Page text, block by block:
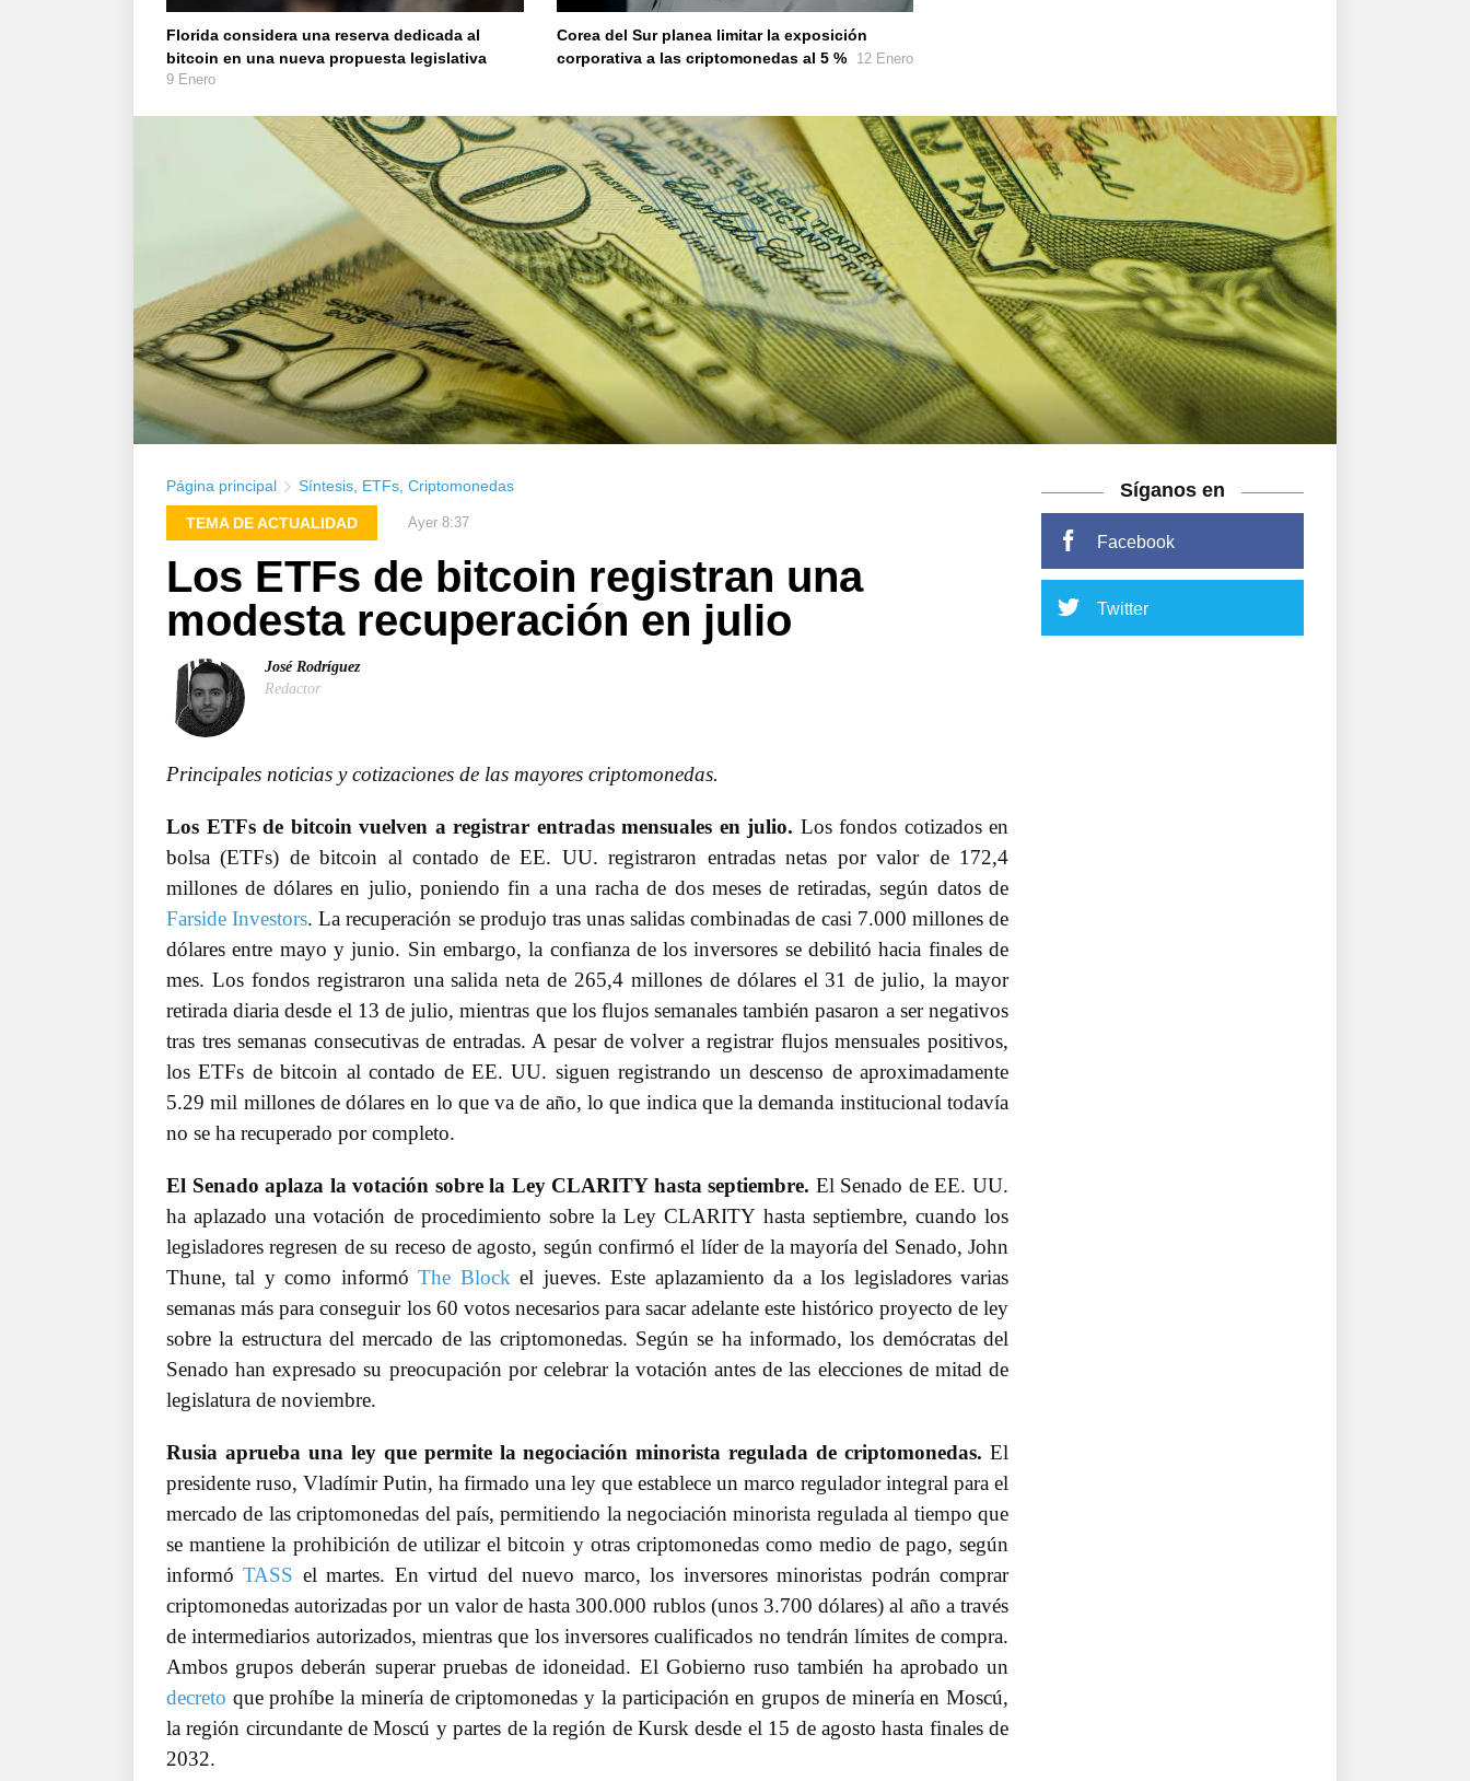
Florida considera una reserva dedicada al
bitcoin en una nueva propuesta legislativa
9 Enero
Corea del Sur planea limitar la exposición
corporativa a las criptomonedas al 5 %
12 Enero
Página principal Síntesis ETFs Criptomonedas
TEMA DE ACTUALIDAD Ayer 8:37
Los ETFs de bitcoin registran una
modesta recuperación en julio
José Rodríguez
Redactor
Principales noticias y cotizaciones de las mayores criptomonedas.
Los ETFs de bitcoin vuelven a registrar entradas mensuales en julio. Los fondos cotizados en
bolsa (ETFs) de bitcoin al contado de EE. UU. registraron entradas netas por valor de 172,4
millones de dólares en julio, poniendo fin a una racha de dos meses de retiradas, según datos de
Farside Investors. La recuperación se produjo tras unas salidas combinadas de casi 7.000 millones de
dólares entre mayo y junio. Sin embargo, la confianza de los inversores se debilitó hacia finales de
mes. Los fondos registraron una salida neta de 265,4 millones de dólares el 31 de julio, la mayor
retirada diaria desde el 13 de julio, mientras que los flujos semanales también pasaron a ser negativos
tras tres semanas consecutivas de entradas. A pesar de volver a registrar flujos mensuales positivos,
los ETFs de bitcoin al contado de EE. UU. siguen registrando un descenso de aproximadamente
5.29 mil millones de dólares en lo que va de año, lo que indica que la demanda institucional todavía
no se ha recuperado por completo.
El Senado aplaza la votación sobre la Ley CLARITY hasta septiembre. El Senado de EE. UU.
ha aplazado una votación de procedimiento sobre la Ley CLARITY hasta septiembre, cuando los
legisladores regresen de su receso de agosto, según confirmó el líder de la mayoría del Senado, John
Thune, tal y como informóThe Block el jueves. Este aplazamiento da a los legisladores varias
semanas más para conseguir los 60 votos necesarios para sacar adelante este histórico proyecto de ley
sobre la estructura del mercado de las criptomonedas. Según se ha informado, los demócratas del
Senado han expresado su preocupación por celebrar la votación antes de las elecciones de mitad de
legislatura de noviembre.
Rusia aprueba una ley que permite la negociación minorista regulada de criptomonedas. El
presidente ruso, Vladímir Putin, ha firmado una ley que establece un marco regulador integral para el
mercado de las criptomonedas del país, permitiendo la negociación minorista regulada al tiempo que
se mantiene la prohibición de utilizar el bitcoin y otras criptomonedas como medio de pago, según
informóTASS el martes. En virtud del nuevo marco, los inversores minoristas podrán comprar
criptomonedas autorizadas por un valor de hasta 300.000 rublos (unos 3.700 dólares) al año a través
de intermediarios autorizados, mientras que los inversores cualificados no tendrán límites de compra.
Ambos grupos deberán superar pruebas de idoneidad. El Gobierno ruso también ha aprobado un
decreto que prohíbe la minería de criptomonedas y la participación en grupos de minería en Moscú,
la región circundante de Moscú y partes de la región de Kursk desde el 15 de agosto hasta finales de
2032.
Síganos en
Facebook
Twitter